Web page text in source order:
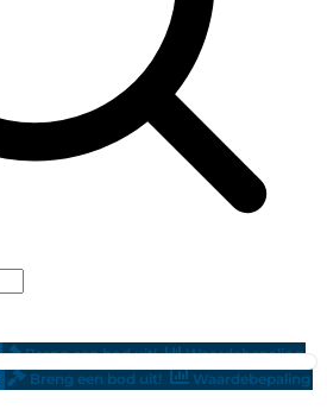
Breng een bod uit!
Waardebepaling
Breng een bod uit! Waardebepaling